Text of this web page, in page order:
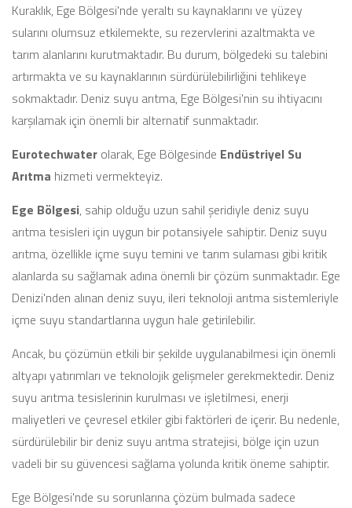
Kuraklık, Ege Bölgesi'nde yeraltı su kaynaklarını ve yüzey
sularını olumsuz etkilemekte, su rezervlerini azaltmakta ve
tarım alanlarını kurutmaktadır. Bu durum, bölgedeki su talebini
artırmakta ve su kaynaklarının sürdürülebilirliğini tehlikeye
sokmaktadır. Deniz suyu arıtma, Ege Bölgesi'nin su ihtiyacını
karşılamak için önemli bir alternatif sunmaktadır.
Eurotechwater olarak, Ege Bölgesinde Endüstriyel Su
Arıtma hizmeti vermekteyiz.
Ege Bölgesi, sahip olduğu uzun sahil şeridiyle deniz suyu
arıtma tesisleri için uygun bir potansiyele sahiptir. Deniz suyu
arıtma, özellikle içme suyu temini ve tarım sulaması gibi kritik
alanlarda su sağlamak adına önemli bir çözüm sunmaktadır. Ege
Denizi'nden alınan deniz suyu, ileri teknoloji arıtma sistemleriyle
içme suyu standartlarına uygun hale getirilebilir.
Ancak, bu çözümün etkili bir şekilde uygulanabilmesi için önemli
altyapı yatırımları ve teknolojik gelişmeler gerekmektedir. Deniz
suyu arıtma tesislerinin kurulması ve işletilmesi, enerji
maliyetleri ve çevresel etkiler gibi faktörleri de içerir. Bu nedenle,
sürdürülebilir bir deniz suyu arıtma stratejisi, bölge için uzun
vadeli bir su güvencesi sağlama yolunda kritik öneme sahiptir.
Ege Bölgesi'nde su sorunlarına çözüm bulmada sadece